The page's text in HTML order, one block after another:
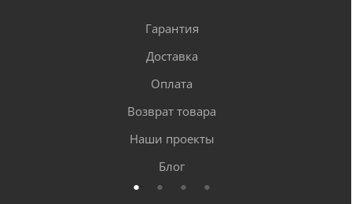
Гарантия
Доставка
Оплата
Возврат товара
Наши проекты
Блог